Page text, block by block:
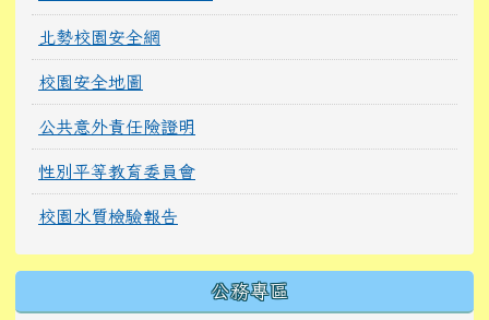
北勢校園安全網
校園安全地圖
公共意外責任險證明
性別平等教育委員會
校園水質檢驗報告
公務專區